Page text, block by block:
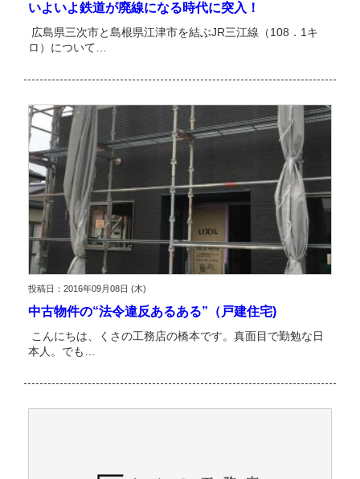
いよいよ鉄道が廃線になる時代に突入！
広島県三次市と島根県江津市を結ぶJR三江線（108．1キ
ロ）について…
投稿日：2016年09月08日 (木)
中古物件の“法令違反あるある”（戸建住宅)
こんにちは、くさの工務店の橋本です。真面目で勤勉な日
本人。でも…